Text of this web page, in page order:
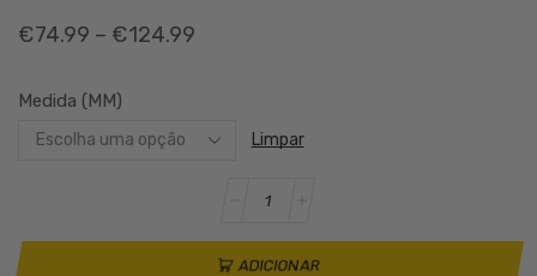
€74.99 – €124.99
through
Medida (MM)
Limpar
ALICATE
ADICIONAR